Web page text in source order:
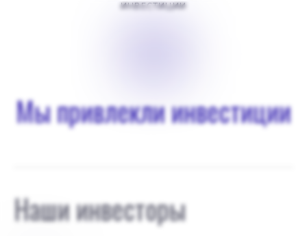
ИНВЕСТИЦИИ
Мы привлекли инвестиции
Наши инвесторы